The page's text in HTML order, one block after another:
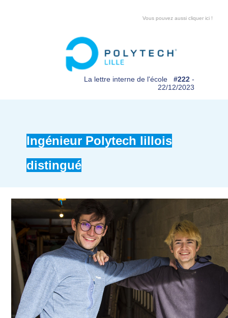
Vous pouvez aussi cliquer ici !
La lettre interne de l'école #222-
22/12/2023
Ingénieur Polytech lillois
distingué